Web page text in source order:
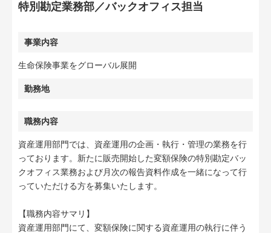
特別勘定業務部／バックオフィス担当
事業内容
生命保険事業をグローバル展開
勤務地
職務内容
資産運用部門では、資産運用の企画・執行・管理の業務を行
っております。新たに販売開始した変額保険の特別勘定バッ
クオフィス業務および月次の報告資料作成を一緒になって行
っていただける方を募集いたします。
【職務内容サマリ】
資産運用部門にて、変額保険に関する資産運用の執行に伴う